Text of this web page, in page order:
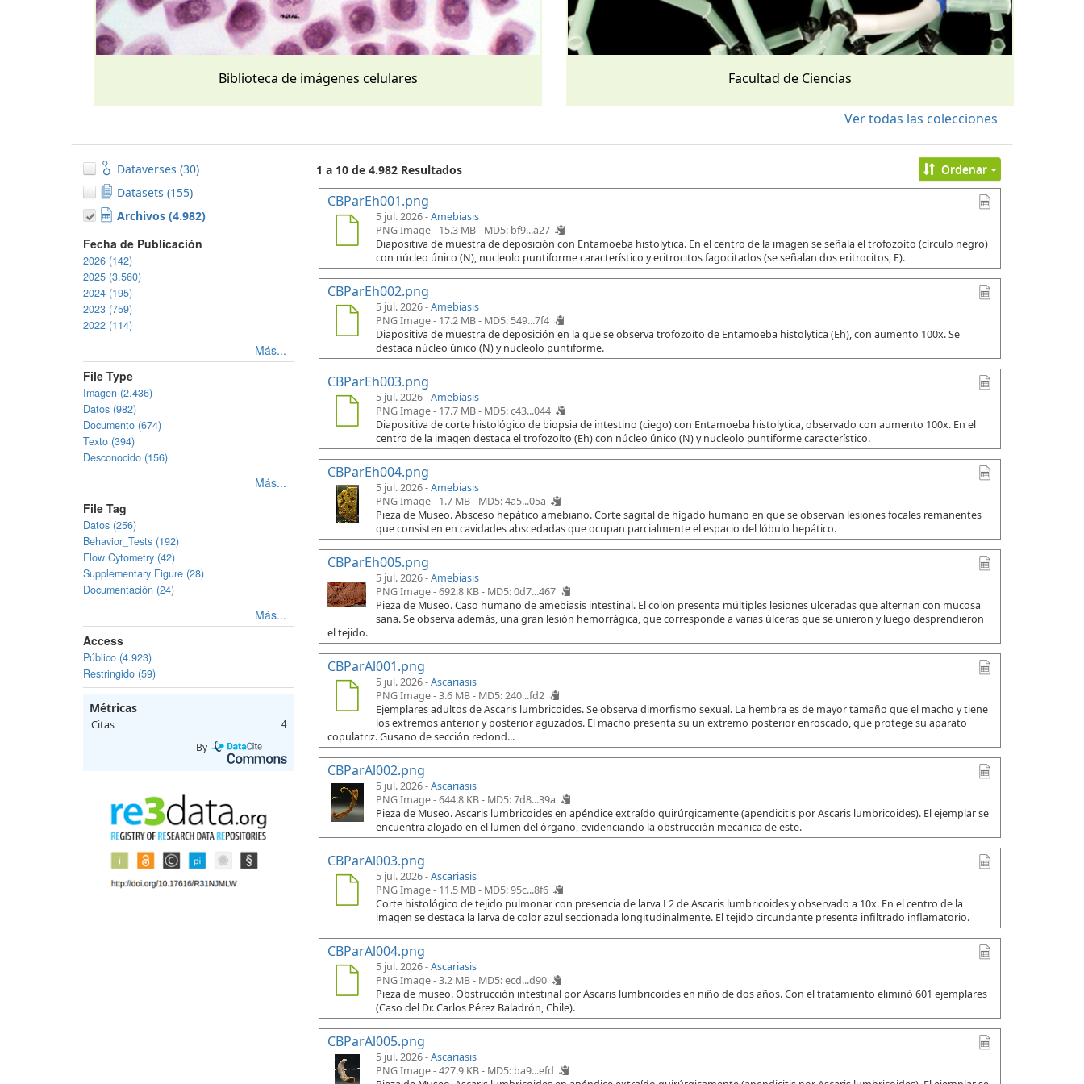
Biblioteca de imágenes celulares Facultad de Ciencias
Ver todas las colecciones
Dataverses (30)
Datasets (155)
Archivos (4.982)
Fecha de Publicación
2026 (142)
2025 (3.560)
2024 (195)
2023 (759)
2022 (114)
Más...
File Type
Imagen (2.436)
Datos (982)
Documento (674)
Texto (394)
Desconocido (156)
Más...
File Tag
Datos (256)
Behavior_Tests (192)
Flow Cytometry (42)
Supplementary Figure (28)
Documentación (24)
Más...
Access
Público (4.923)
Restringido (59)
Métricas
Citas 4
By
1 a 10 de 4.982 Resultados Ordenar
CBParEh001.png
5 jul. 2026 -Amebiasis
PNG Image - 15.3 MB - MD5: bf9...a27
Diapositiva de muestra de deposición con Entamoeba histolytica. En el centro de la imagen se señala el trofozoíto (círculo negro)
con núcleo único (N), nucleolo puntiforme característico y eritrocitos fagocitados (se señalan dos eritrocitos, E).
CBParEh002.png
5 jul. 2026 -Amebiasis
PNG Image - 17.2 MB - MD5: 549...7f4
Diapositiva de muestra de deposición en la que se observa trofozoíto de Entamoeba histolytica (Eh), con aumento 100x. Se
destaca núcleo único (N) y nucleolo puntiforme.
CBParEh003.png
5 jul. 2026 -Amebiasis
PNG Image - 17.7 MB - MD5: c43...044
Diapositiva de corte histológico de biopsia de intestino (ciego) con Entamoeba histolytica, observado con aumento 100x. En el
centro de la imagen destaca el trofozoíto (Eh) con núcleo único (N) y nucleolo puntiforme característico.
CBParEh004.png
5 jul. 2026 -Amebiasis
PNG Image - 1.7 MB - MD5: 4a5...05a
Pieza de Museo. Absceso hepático amebiano. Corte sagital de hígado humano en que se observan lesiones focales remanentes
que consisten en cavidades abscedadas que ocupan parcialmente el espacio del lóbulo hepático.
CBParEh005.png
5 jul. 2026 -Amebiasis
PNG Image - 692.8 KB - MD5: 0d7...467
Pieza de Museo. Caso humano de amebiasis intestinal. El colon presenta múltiples lesiones ulceradas que alternan con mucosa
sana. Se observa además, una gran lesión hemorrágica, que corresponde a varias úlceras que se unieron y luego desprendieron
el tejido.
CBParAl001.png
5 jul. 2026 -Ascariasis
PNG Image - 3.6 MB - MD5: 240...fd2
Ejemplares adultos de Ascaris lumbricoides. Se observa dimorfismo sexual. La hembra es de mayor tamaño que el macho y tiene
los extremos anterior y posterior aguzados. El macho presenta su un extremo posterior enroscado, que protege su aparato
copulatriz. Gusano de sección redond...
CBParAl002.png
5 jul. 2026 -Ascariasis
PNG Image - 644.8 KB - MD5: 7d8...39a
Pieza de Museo. Ascaris lumbricoides en apéndice extraído quirúrgicamente (apendicitis por Ascaris lumbricoides). El ejemplar se
encuentra alojado en el lumen del órgano, evidenciando la obstrucción mecánica de este.
CBParAl003.png
5 jul. 2026 -Ascariasis
PNG Image - 11.5 MB - MD5: 95c...8f6
Corte histológico de tejido pulmonar con presencia de larva L2 de Ascaris lumbricoides y observado a 10x. En el centro de la
imagen se destaca la larva de color azul seccionada longitudinalmente. El tejido circundante presenta infiltrado inflamatorio.
CBParAl004.png
5 jul. 2026 -Ascariasis
PNG Image - 3.2 MB - MD5: ecd...d90
Pieza de museo. Obstrucción intestinal por Ascaris lumbricoides en niño de dos años. Con el tratamiento eliminó 601 ejemplares
(Caso del Dr. Carlos Pérez Baladrón, Chile).
CBParAl005.png
5 jul. 2026 -Ascariasis
PNG Image - 427.9 KB - MD5: ba9...efd